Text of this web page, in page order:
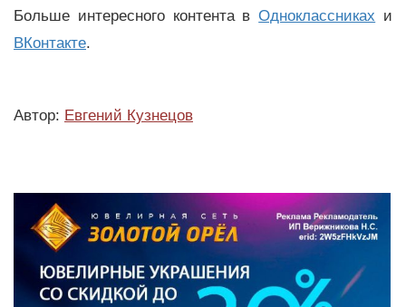
Больше интересного контента вОдноклассниках и
ВКонтакте.
Автор: Евгений Кузнецов